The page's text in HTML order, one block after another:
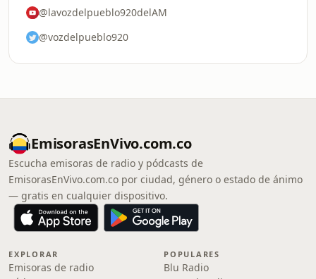
@lavozdelpueblo920delAM
@vozdelpueblo920
EmisorasEnVivo.com.co
Escucha emisoras de radio y pódcasts de
EmisorasEnVivo.com.co por ciudad, género o estado de ánimo
— gratis en cualquier dispositivo.
EXPLORAR
Emisoras de radio
POPULARES
Blu Radio